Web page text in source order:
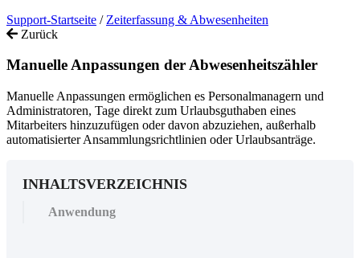
Support-Startseite / Zeiterfassung & Abwesenheiten
Zurück
Manuelle Anpassungen der Abwesenheitszähler
Manuelle Anpassungen ermöglichen es Personalmanagern und
Administratoren, Tage direkt zum Urlaubsguthaben eines
Mitarbeiters hinzuzufügen oder davon abzuziehen, außerhalb
automatisierter Ansammlungsrichtlinien oder Urlaubsanträge.
INHALTSVERZEICHNIS
Anwendung